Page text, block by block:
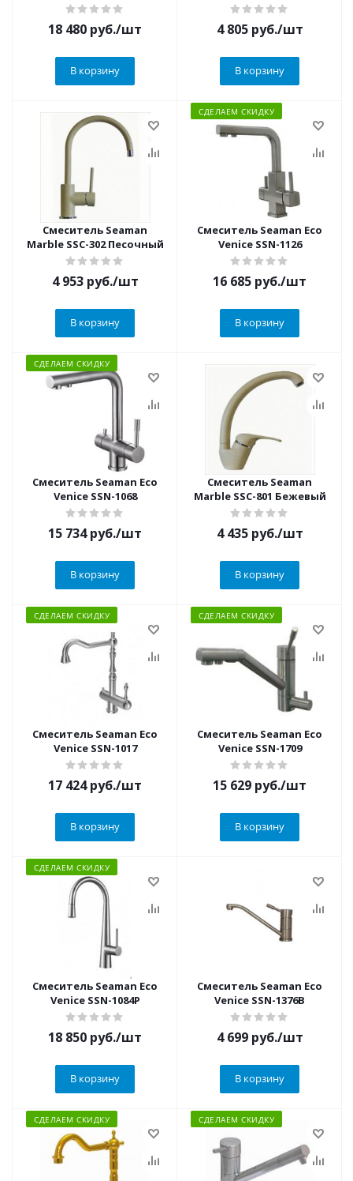
18 480 руб./шт
В корзину
4 805руб./шт
В корзину
Смеситель Seaman
Marble SSC-302 Песочный
4 953руб./шт
В корзину
СДЕЛАЕМ СКИДКУ
Смеситель Seaman Eco
Venice SSN-1126
16 685 руб./шт
В корзину
СДЕЛАЕМ СКИДКУ
Смеситель Seaman Eco
Venice SSN-1068
15 734руб./шт
В корзину
Смеситель Seaman
Marble SSC-801 Бежевый
4 435руб./шт
В корзину
СДЕЛАЕМ СКИДКУ
Смеситель Seaman Eco
Venice SSN-1017
17 424руб./шт
В корзину
СДЕЛАЕМ СКИДКУ
Смеситель Seaman Eco
Venice SSN-1709
15 629 руб./шт
В корзину
СДЕЛАЕМ СКИДКУ
Смеситель Seaman Eco
Venice SSN-1084P
18 850 руб./шт
В корзину
Смеситель Seaman Eco
Venice SSN-1376B
4 699руб./шт
В корзину
СДЕЛАЕМ СКИДКУ СДЕЛАЕМ СКИДКУ